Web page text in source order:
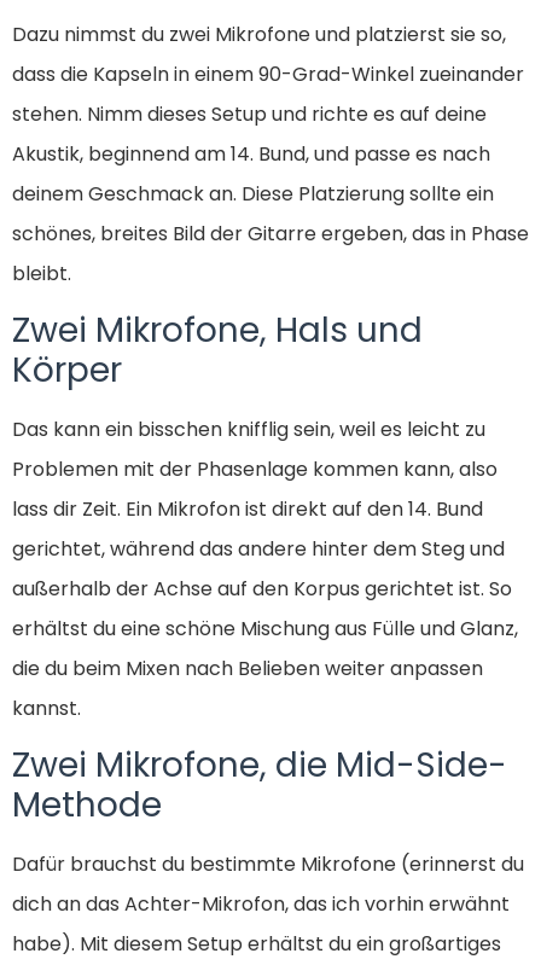
Dazu nimmst du zwei Mikrofone und platzierst sie so,
dass die Kapseln in einem 90-Grad-Winkel zueinander
stehen. Nimm dieses Setup und richte es auf deine
Akustik, beginnend am 14. Bund, und passe es nach
deinem Geschmack an. Diese Platzierung sollte ein
schönes, breites Bild der Gitarre ergeben, das in Phase
bleibt.
Zwei Mikrofone, Hals und
Körper
Das kann ein bisschen knifflig sein, weil es leicht zu
Problemen mit der Phasenlage kommen kann, also
lass dir Zeit. Ein Mikrofon ist direkt auf den 14. Bund
gerichtet, während das andere hinter dem Steg und
außerhalb der Achse auf den Korpus gerichtet ist. So
erhältst du eine schöne Mischung aus Fülle und Glanz,
die du beim Mixen nach Belieben weiter anpassen
kannst.
Zwei Mikrofone, die Mid-Side-
Methode
Dafür brauchst du bestimmte Mikrofone (erinnerst du
dich an das Achter-Mikrofon, das ich vorhin erwähnt
habe). Mit diesem Setup erhältst du ein großartiges